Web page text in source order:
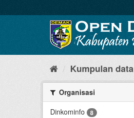
Kumpulan data
Organisasi
Dinkominfo
8